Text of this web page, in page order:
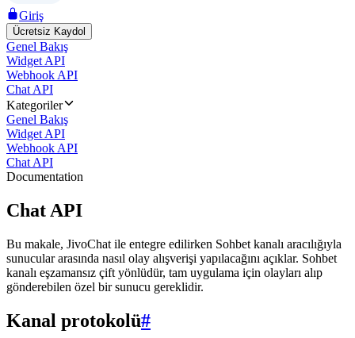
Giriş
Ücretsiz Kaydol
Genel Bakış
Widget API
Webhook API
Chat API
Kategoriler
Genel Bakış
Widget API
Webhook API
Chat API
Documentation
Chat API
Bu makale, JivoChat ile entegre edilirken Sohbet kanalı aracılığıyla
sunucular arasında nasıl olay alışverişi yapılacağını açıklar. Sohbet
kanalı eşzamansız çift yönlüdür, tam uygulama için olayları alıp
gönderebilen özel bir sunucu gereklidir.
Kanal protokolü#